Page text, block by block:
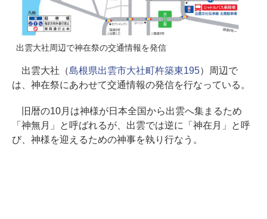
出雲大社周辺で神在祭の交通情報を発信
出雲大社（島根県出雲市大社町杵築東195）周辺で
は、神在祭にあわせて交通情報の発信を行なっている。
旧暦の10月は神様が日本全国から出雲へ集まるため
「神無月」と呼ばれるが、出雲では逆に「神在月」と呼
び、神様を迎えるための神事を執り行なう。